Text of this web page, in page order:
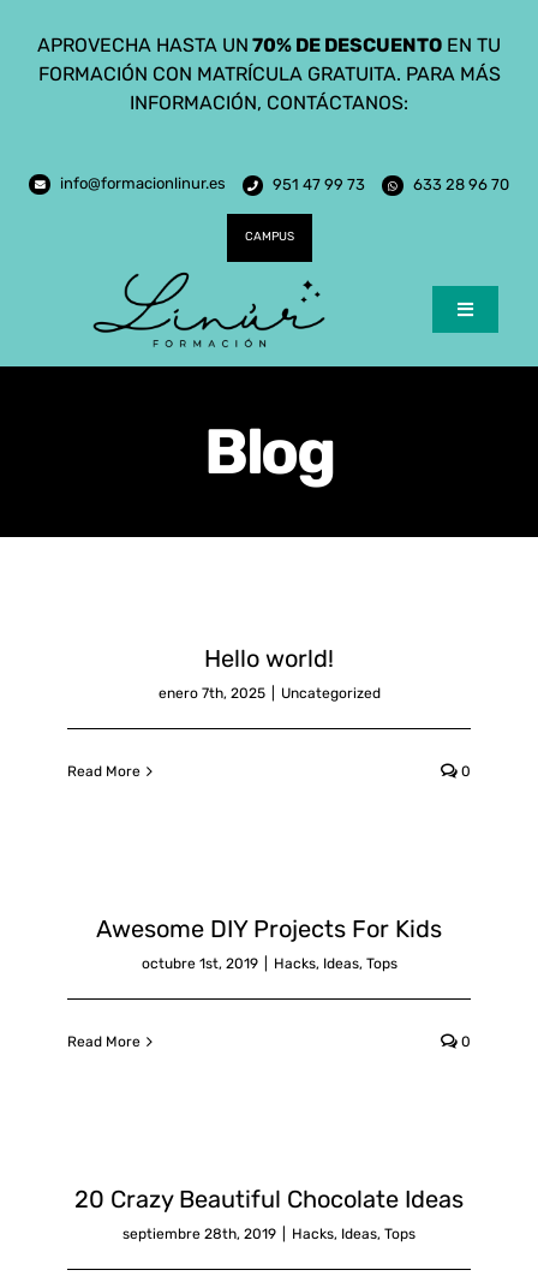
contenido
APROVECHA HASTA UN 70% DE DESCUENTO EN TU
FORMACIÓN CON MATRÍCULA GRATUITA. PARA MÁS
INFORMACIÓN, CONTÁCTANOS:
info@formacionlinur.es 951 47 99 73 633 28 96 70
CAMPUS
Toggle
Inicio
Blog
Hello world!
enero 7th, 2025 Uncategorized
Read More 0
Awesome DIY Projects For Kids
octubre 1st, 2019 Hacks, Ideas, Tops
Read More 0
20 Crazy Beautiful Chocolate Ideas
septiembre 28th, 2019 Hacks, Ideas, Tops